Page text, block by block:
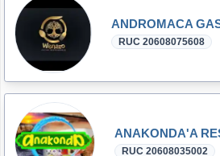
RUC 20608075608
ANAKONDA'A
RUC 20608035002